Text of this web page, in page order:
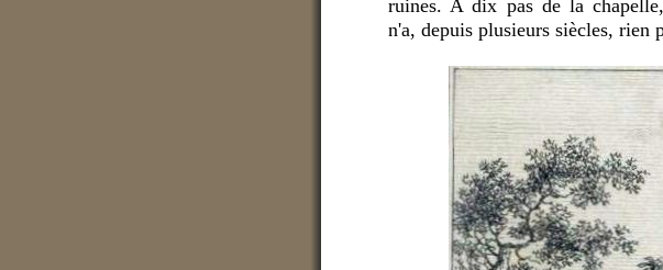
ruines. A dix pas de la chapelle,
n'a, depuis plusieurs siècles, rien